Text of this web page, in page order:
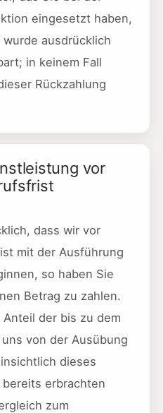
eingesetzt haben,
ausdrücklich
in keinem Fall
Rückzahlung
vor
dass wir vor
mit der Ausführung
so haben Sie
Betrag zu zahlen.
der bis zu dem
von der Ausübung
dieses
erbrachten
zum